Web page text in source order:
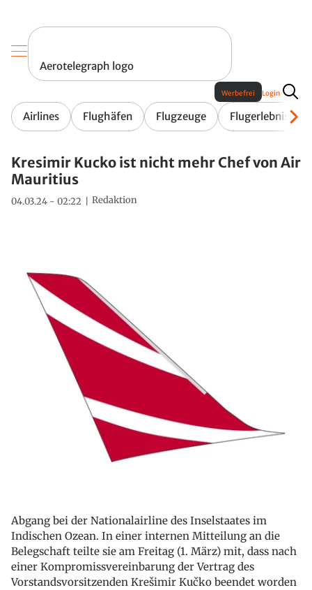
Aerotelegraph logo
Airlines Flughäfen Flugzeuge Flugerlebnis
Werbefrei Login
Kresimir Kucko ist nicht mehr Chef von Air
Mauritius
04.03.24 - 02:22 Redaktion
Abgang bei der Nationalairline des Inselstaates im
Indischen Ozean. In einer internen Mitteilung an die
Belegschaft teilte sie am Freitag (1. März) mit, dass nach
einer Kompromissvereinbarung der Vertrag des
Vorstandsvorsitzenden Krešimir Kučko beendet worden